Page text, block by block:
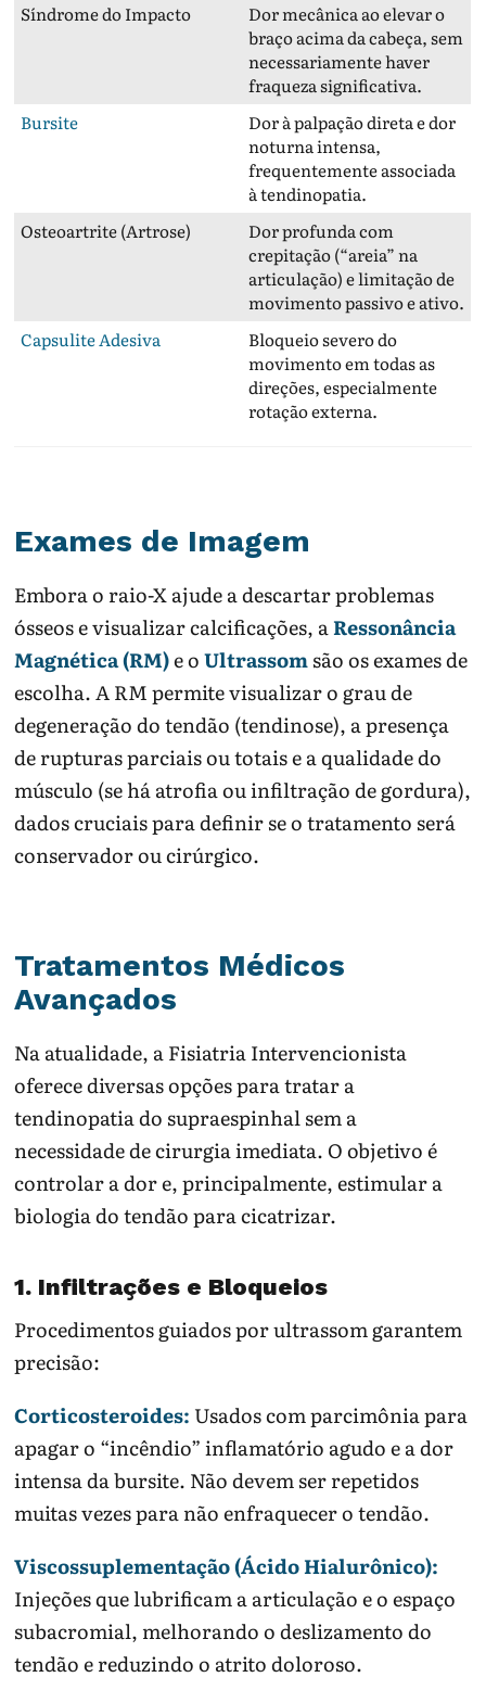
Síndrome do Impacto
Dor mecânica ao elevar o
braço acima da cabeça, sem
necessariamente haver
fraqueza significativa.
Bursite
Dor à palpação direta e dor
noturna intensa,
frequentemente associada
à tendinopatia.
Osteoartrite (Artrose)
Dor profunda com
crepitação (“areia” na
articulação) e limitação de
movimento passivo e ativo.
Capsulite Adesiva
Bloqueio severo do
movimento em todas as
direções, especialmente
rotação externa.
Exames de Imagem
Embora o raio-X ajude a descartar problemas
ósseos e visualizar calcificações, aRessonância
Magnética (RM)e oUltrassomsão os exames de
escolha. A RM permite visualizar o grau de
degeneração do tendão (tendinose), a presença
de rupturas parciais ou totais e a qualidade do
músculo (se há atrofia ou infiltração de gordura),
dados cruciais para definir se o tratamento será
conservador ou cirúrgico.
Tratamentos Médicos
Avançados
Na atualidade, a Fisiatria Intervencionista
oferece diversas opções para tratar a
tendinopatia do supraespinhal sem a
necessidade de cirurgia imediata. O objetivo é
controlar a dor e, principalmente, estimular a
biologia do tendão para cicatrizar.
1. Infiltrações e Bloqueios
Procedimentos guiados por ultrassom garantem
precisão:
Corticosteroides: Usados com parcimônia para
apagar o “incêndio” inflamatório agudo e a dor
intensa da bursite. Não devem ser repetidos
muitas vezes para não enfraquecer o tendão.
Viscossuplementação (Ácido Hialurônico):
Injeções que lubrificam a articulação e o espaço
subacromial, melhorando o deslizamento do
tendão e reduzindo o atrito doloroso.